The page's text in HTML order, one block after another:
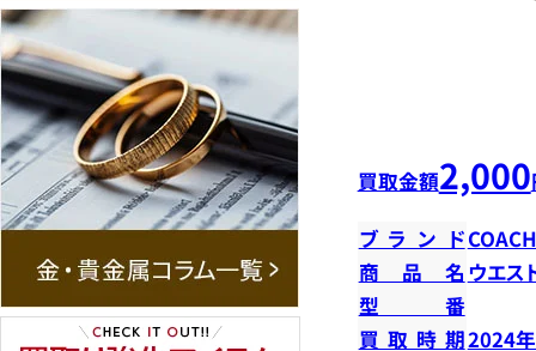
買取金額2,000
ブランドCOACH
商品名 ウエス
型番
買取時期2024